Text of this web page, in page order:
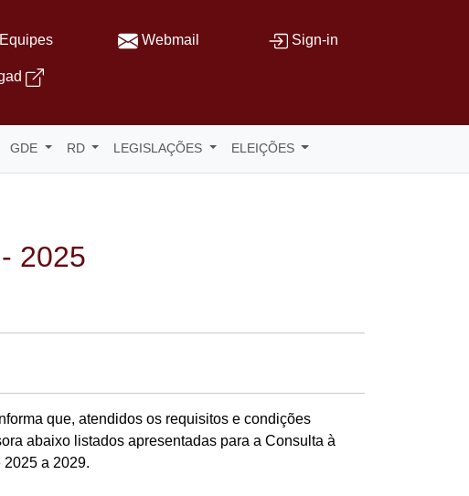
Equipes Webmail Sign-in
GDE RD LEGISLAÇÕES ELEIÇÕES
2025
que, atendidos os requisitos e condições
abaixo listados apresentadas para a Consulta à
a 2029.